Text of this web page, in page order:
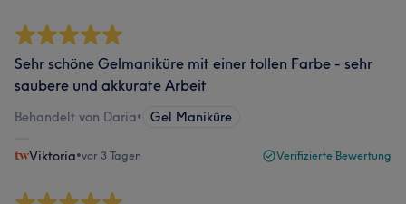
Sehr schöne Gelmaniküre mit einer tollen Farbe - sehr
saubere und akkurate Arbeit
Behandelt von Daria• Gel Maniküre
Viktoria•vor 3 Tagen Verifizierte Bewertung